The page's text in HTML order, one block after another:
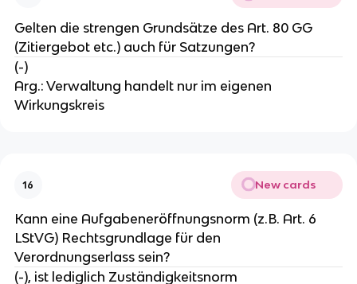
Gelten die strengen Grundsätze des Art. 80 GG
(Zitiergebot etc.) auch für Satzungen?
(-)
Arg.: Verwaltung handelt nur im eigenen
Wirkungskreis
16 New cards
Kann eine Aufgabeneröffnungsnorm (z.B. Art. 6
LStVG) Rechtsgrundlage für den
Verordnungserlass sein?
(-), ist lediglich Zuständigkeitsnorm